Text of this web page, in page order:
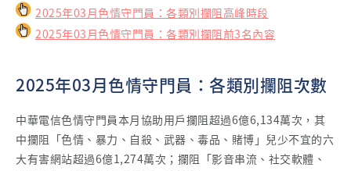
2025年03月色情守門員：各類別攔阻高峰時段
2025年03月色情守門員：各類別攔阻前3名內容
2025年03月色情守門員：各類別攔阻次數
中華電信色情守門員本月協助用戶攔阻超過6億6,134萬次，其
中攔阻「色情、暴力、自殺、武器、毒品、賭博」兒少不宜的六
大有害網站超過6億1,274萬次；攔阻「影音串流、社交軟體、